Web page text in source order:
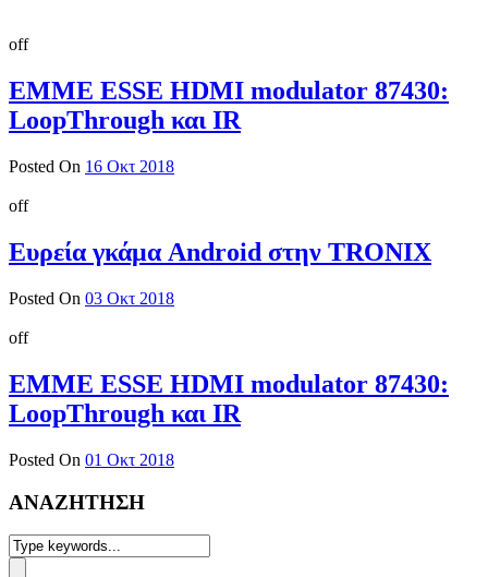
off
EMME ESSE HDMI modulator 87430:
LoopThrough και IR
Posted On 16 Οκτ 2018
off
Ευρεία γκάμα Android στην TRONIX
Posted On 03 Οκτ 2018
off
EMME ESSE HDMI modulator 87430:
LoopThrough και IR
Posted On 01 Οκτ 2018
ΑΝΑΖΗΤΗΣΗ